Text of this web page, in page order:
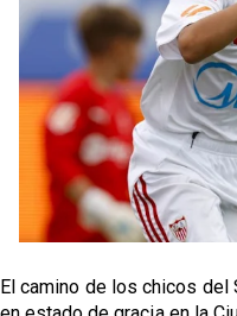
Djibril Sow pone
contrato con el Genoa
Kochorashvili, seria
del campo sevillista
Sow muy cerca de
Oso es el siguiente
El camino de los chicos del